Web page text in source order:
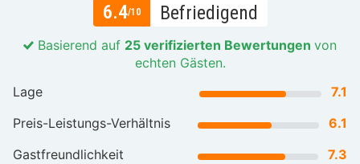
6.4/10 Befriedigend
Basierend auf 25 verifizierten Bewertungen von
echten Gästen.
Lage
7.1
Preis-Leistungs-Verhältnis
6.1
Gastfreundlichkeit
7.3